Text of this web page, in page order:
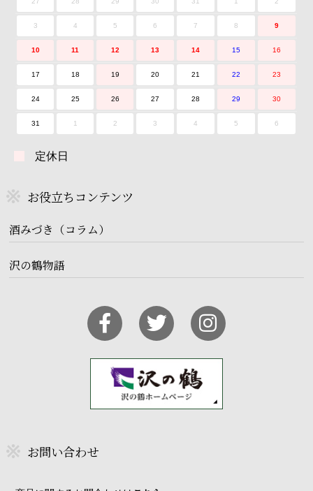
3 4 5 6 7 8 9
10 11 12 13 14 15 16
17 18 19 20 21 22 23
24 25 26 27 28 29 30
31 1 2 3 4 5 6
定休日
お役立ちコンテンツ
酒みづき（コラム）
沢の鶴物語
お問い合わせ